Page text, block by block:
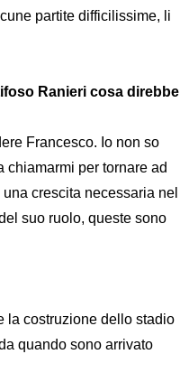
partite difficilissime, li
Ranieri cosa direbbe
Francesco. Io non so
chiamarmi per tornare ad
crescita necessaria nel
suo ruolo, queste sono
la costruzione dello stadio
quando sono arrivato